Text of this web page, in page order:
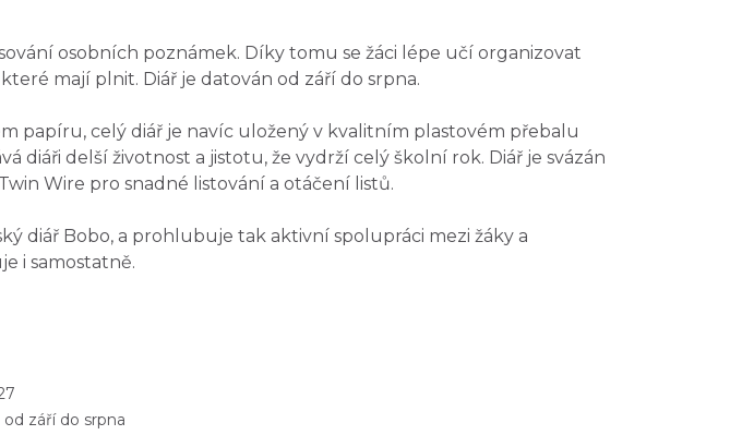
osobních poznámek. Díky tomu se žáci lépe učí organizovat
které mají plnit. Diář je datován od září do srpna.
papíru, celý diář je navíc uložený v kvalitním plastovém přebalu
diáři delší životnost a jistotu, že vydrží celý školní rok. Diář je svázán
Wire pro snadné listování a otáčení listů.
diář Bobo, a prohlubuje tak aktivní spolupráci mezi žáky a
i samostatně.
září do srpna